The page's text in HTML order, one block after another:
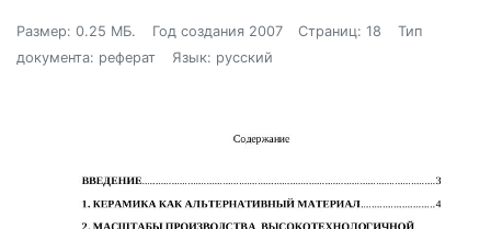
Размер: 0.25 МБ. Год создания 2007 Страниц: 18
Тип
документа: реферат
Язык: русский